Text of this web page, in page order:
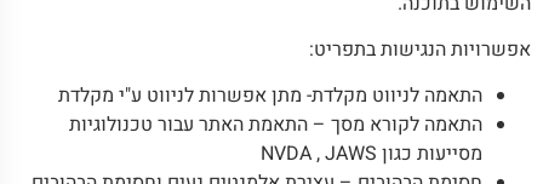
אפשרויות הנגישות בתפריט:
התאמה לניווט מקלדת- מתן אפשרות לניווט ע"י מקלדת
התאמה לקורא מסך – התאמת האתר עבור טכנולוגיות
מסייעות כגון
NVDA,JAWS